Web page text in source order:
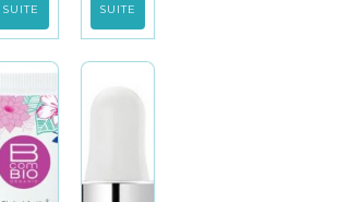
SUITE
SUITE